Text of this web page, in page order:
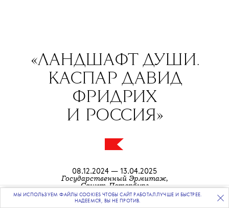
ПОДПИСЫВАЙТЕСЬНА НАШУ ВЕЧЕРНЮЮ РАССЫЛКУ
«ЛАНДШАФТ ДУШИ.
КАСПАР ДАВИД
ФРИДРИХ
И РОССИЯ»
08.12.2024 — 13.04.2025
Государственный Эрмитаж,
Санкт-Петербург
МЫ ИСПОЛЬЗУЕМ ФАЙЛЫ COOKIES ЧТОБЫ САЙТ РАБОТАЛ ЛУЧШЕ И БЫСТРЕЕ.
НАДЕЕМСЯ, ВЫ НЕ ПРОТИВ.